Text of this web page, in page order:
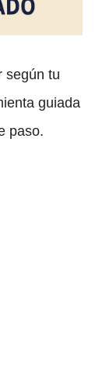
según tu
guiada
paso.